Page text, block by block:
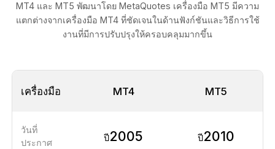
MT4 และ MT5 พัฒนาโดย MetaQuotes เครื่องมือ MT5 มีความ
แตกต่างจากเครื่องมือ MT4 ที่ชัดเจนในด้านฟังก์ชันและวิธีการใช้
งานที่มีการปรับปรุงให้ครอบคลุมมากขึ้น
เครื่องมือ MT4 MT5
วันที่
ประกาศ
ปี2005 ปี2010